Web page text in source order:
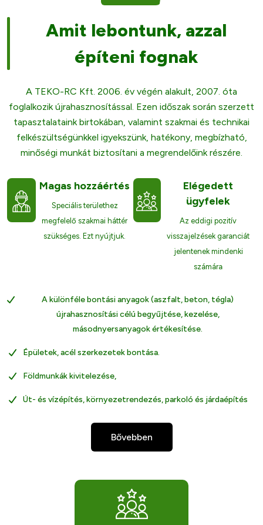
Amit lebontunk, azzal
építeni fognak
A TEKO-RC Kft. 2006. év végén alakult, 2007. óta
foglalkozik újrahasznosítással. Ezen időszak során szerzett
tapasztalataink birtokában, valamint szakmai és technikai
felkészültségünkkel igyekszünk, hatékony, megbízható,
minőségi munkát biztosítani a megrendelőink részére.
Magas hozzáértés
Speciális területhez
megfelelő szakmai háttér
szükséges. Ezt nyújtjuk.
Elégedett
ügyfelek
Az eddigi pozitív
visszajelzések garanciát
jelentenek mindenki
számára
A különféle bontási anyagok (aszfalt, beton, tégla)
újrahasznosítási célú begyűjtése, kezelése,
másodnyersanyagok értékesítése.
Épületek, acél szerkezetek bontása.
Földmunkák kivitelezése,
Út- és vízépítés, környezetrendezés, parkoló és járdaépítés
Bővebben